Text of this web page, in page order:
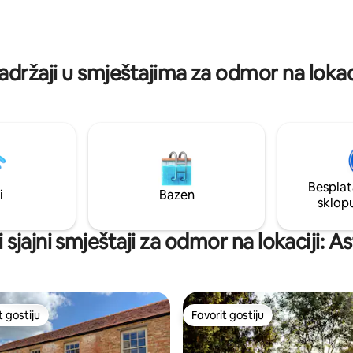
stvaranje nezaboravnih
u smještajima za odmor na
Bazen
sjajni smještaji za odmor na lokaciji:
gostiju
gostiju Favorit gostiju
Favorit gostiju